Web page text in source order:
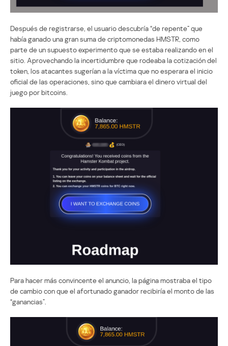
Después de registrarse, el usuario descubría “de repente” que
había ganado una gran suma de criptomonedas HMSTR, como
parte de un supuesto experimento que se estaba realizando en el
sitio. Aprovechando la incertidumbre que rodeaba la cotización del
token, los atacantes sugerían a la víctima que no esperara el inicio
oficial de las operaciones, sino que cambiara el dinero virtual del
juego por bitcoins.
Para hacer más convincente el anuncio, la página mostraba el tipo
de cambio con que el afortunado ganador recibiría el monto de las
“ganancias”.